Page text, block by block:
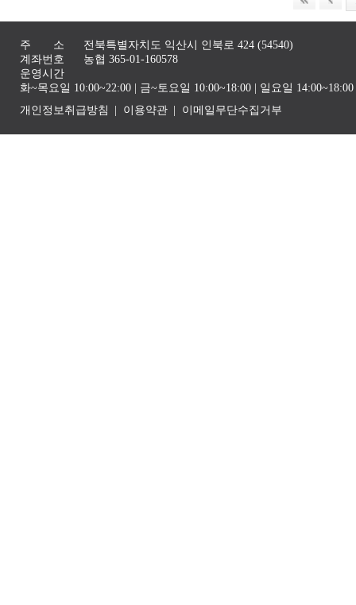
주 소
전북특별자치도 익산시 인북로 424 (54540)
계좌번호
농협 365-01-160578
운영시간
화~목요일 10:00~22:00 | 금~토요일 10:00~18:00 | 일요일
개인정보취급방침
이용약관 이메일무단수집거부